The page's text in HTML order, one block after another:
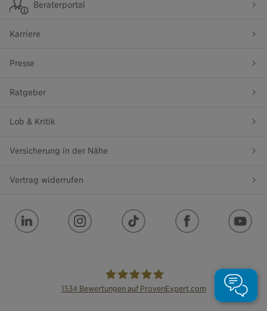
Beraterportal
Karriere
Presse
Ratgeber
Lob & Kritik
Versicherung in der Nähe
Vertrag widerrufen
1534 Bewertungen auf ProvenExpert.com